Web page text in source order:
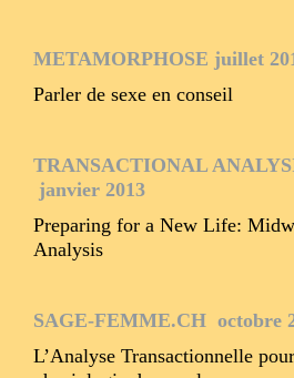
METAMORPHOSE juillet
Parler de sexe en conseil
TRANSACTIONAL
janvier 2013
Preparing for a New Life:
Analysis
SAGE-FEMME.CH octobre
L’Analyse Transactionnelle